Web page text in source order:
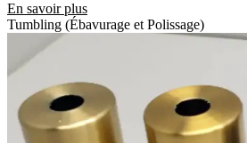
En savoir plus
Tumbling (Ébavurage et Polissage)